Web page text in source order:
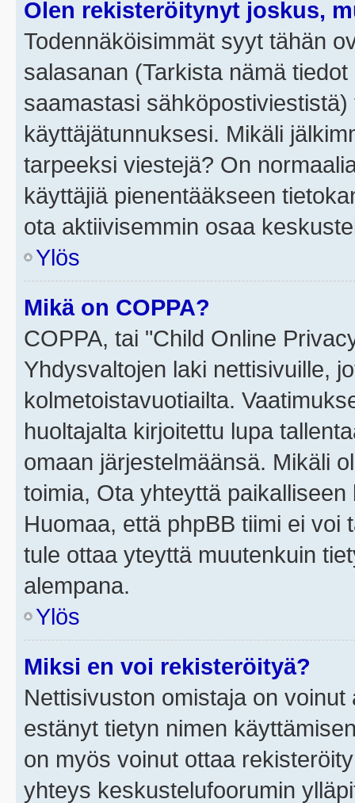
Olen rekisteröitynyt joskus,
Todennäköisimmät syyt tähän
salasanan (Tarkista nämä
saamastasi
käyttäjätunnuksesi. Mikäli
tarpeeksi viestejä? On
käyttäjiä pienentääkseen
ota aktiivisemmin osaa
Ylös
Mikä on COPPA?
COPPA, tai "Child Online
Yhdysvaltojen laki nettisivuille,
kolmetoistavuotiailta.
huoltajalta kirjoitettu lupa
omaan järjestelmäänsä. Mikäli
toimia, Ota yhteyttä
Huomaa, että phpBB tiimi ei voi
tule ottaa yteyttä muutenkuin
alempana.
Ylös
Miksi en voi rekisteröityä?
Nettisivuston omistaja on
estänyt tietyn nimen
on myös voinut ottaa
yhteys keskustelufoorumin